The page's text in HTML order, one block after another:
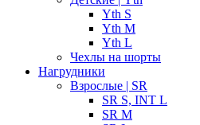
Yth S
Yth M
Yth L
Чехлы на шорты
Нагрудники
Взрослые | SR
SR S, INT L
SR M